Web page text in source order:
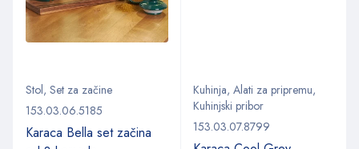
Stol, Set za začine
153.03.06.5185
Karaca Bella set začina
Kuhinja, Alati za pripremu,
Kuhinjski pribor
153.03.07.8799